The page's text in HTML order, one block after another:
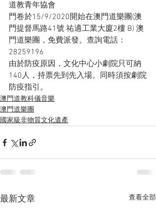
道教青年協會
門卷於15/9/2020開始在澳門道樂團(澳
門提督馬路41號 祐適工業大廈2樓 B) 澳
門道樂團，免費派發。查詢電話：
28259196
由於防疫原因，文化中心小劇院只可納
140人，持票先到先入場。同時須按劇院
防疫指引。
澳門道教科儀音樂
澳門道樂團
國家級非物質文化遺產
最新文章 查看全部